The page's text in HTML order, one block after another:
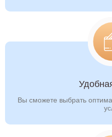
Вы сможете выбрать
Черкесск
Якутск